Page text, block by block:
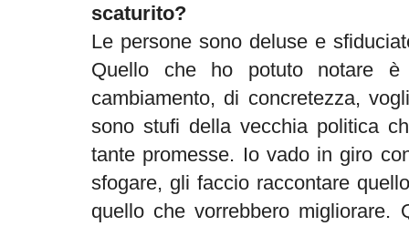
scaturito?
Le persone sono deluse e
Quello che ho potuto notare è
cambiamento, di concretezza,
sono stufi della vecchia politica
tante promesse. Io vado in giro
sfogare, gli faccio raccontare
quello che vorrebbero migliorare.